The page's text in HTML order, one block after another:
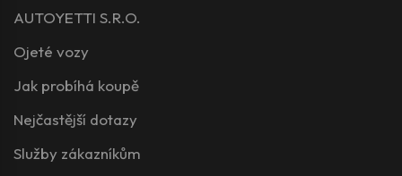
AUTOYETTI S.R.O.
Ojeté vozy
Jak probíhá koupě
Nejčastější dotazy
Služby zákazníkům